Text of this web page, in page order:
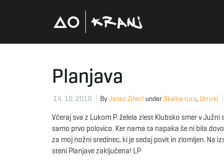
Planjava
14. 10. 2010 ByJanez Ziherl under Skalna tura, Utrinki
Včeraj sva z Lukom P. želela zlest Klubsko smer v
samo prvo polovico. Ker nama ta napaka še ni bila
za moj nožni sredinec, ki je sedaj povit in zlomljen. Na
steni Planjave zaključena! LP